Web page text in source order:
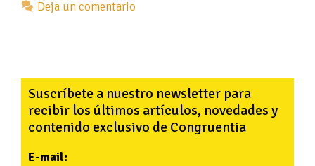
Deja un comentario
Suscríbete a nuestro newsletter para
recibir los últimos artículos, novedades y
contenido exclusivo de Congruentia
E-mail: